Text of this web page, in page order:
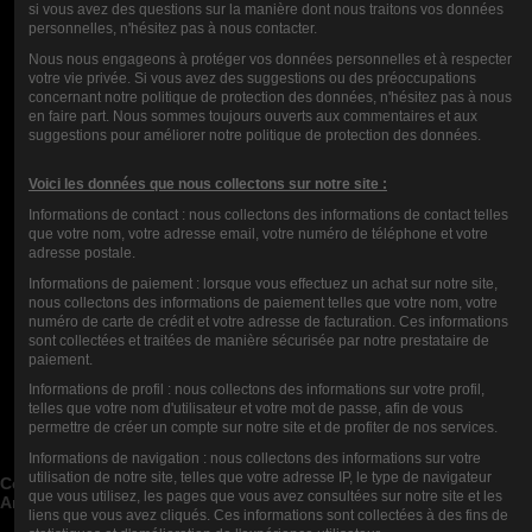
LIQUIDO ELETTRONICO ROSA
100ML - VERDE FRESCO
Contact us
Post di blog recenti  
Cerca nel Blog  
Archivi del blog  
si vous avez des questions sur la manière dont nous traitons vos données
personnelles, n'hésitez pas à nous contacter.
Nous nous engageons à protéger vos données personnelles et à respecter
votre vie privée. Si vous avez des suggestions ou des préoccupations
concernant notre politique de protection des données, n'hésitez pas à nous
en faire part. Nous sommes toujours ouverts aux commentaires et aux
suggestions pour améliorer notre politique de protection des données.
Voici les données que nous collectons sur notre site :
Informations de contact : nous collectons des informations de contact telles
que votre nom, votre adresse email, votre numéro de téléphone et votre
adresse postale.
Informations de paiement : lorsque vous effectuez un achat sur notre site,
nous collectons des informations de paiement telles que votre nom, votre
numéro de carte de crédit et votre adresse de facturation. Ces informations
sont collectées et traitées de manière sécurisée par notre prestataire de
paiement.
Informations de profil : nous collectons des informations sur votre profil,
telles que votre nom d'utilisateur et votre mot de passe, afin de vous
permettre de créer un compte sur notre site et de profiter de nos services.
Informations de navigation : nous collectons des informations sur votre
utilisation de notre site, telles que votre adresse IP, le type de navigateur
que vous utilisez, les pages que vous avez consultées sur notre site et les
liens que vous avez cliqués. Ces informations sont collectées à des fins de